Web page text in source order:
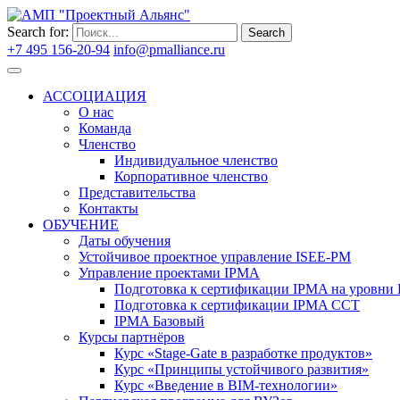
Search for: Search
+7 495 156-20-94 info@pmalliance.ru
АССОЦИАЦИЯ
О нас
Команда
Членство
Индивидуальное членство
Корпоративное членство
Представительства
Контакты
ОБУЧЕНИЕ
Даты обучения
Устойчивое проектное управление ISEE-PM
Управление проектами IPMA
Подготовка к сертификации IPMA на уровни
Подготовка к сертификации IPMA CCT
IPMA Базовый
Курсы партнёров
Курс «Stage-Gate в разработке продуктов»
Курс «Принципы устойчивого развития»
Курс «Введение в BIM-технологии»